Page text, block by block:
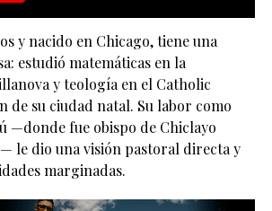
y nacido en Chicago, tiene una
estudió matemáticas en la
y teología en el Catholic
de su ciudad natal. Su labor como
—donde fue obispo de Chiclayo
le dio una visión pastoral directa y
marginadas.